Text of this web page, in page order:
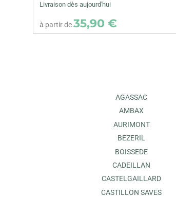
Livraison dès aujourd'hui
à partir de35,90 €
AGASSAC
AMBAX
AURIMONT
BEZERIL
BOISSEDE
CADEILLAN
CASTELGAILLARD
CASTILLON SAVES